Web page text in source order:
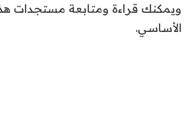
ويمكنك قراءة ومتابعة مستجدات
الأساسي.